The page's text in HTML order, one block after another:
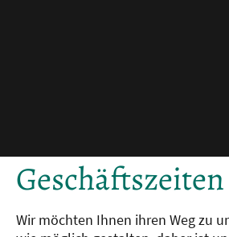
Geschäftszeiten
Wir möchten Ihnen ihren Weg zu